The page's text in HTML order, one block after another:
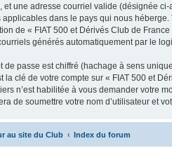
et une adresse courriel valide (désignée
dans le pays qui nous héberge.
de « FIAT 500 et Dérivés Club de
générés automatiquement par le
de passe est chiffré (hachage à sens
la clé de votre compte sur « FIAT 500 et
n’est habilitée à vous demander votre
de soumettre votre nom d’utilisateur et
au site du Club Index du forum